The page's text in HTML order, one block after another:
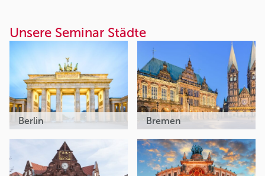
Unsere Seminar Städte
Berlin Bremen